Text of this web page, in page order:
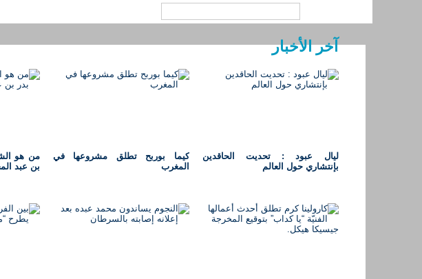
آخر الأخبار
ليال عبود : تحديت الحاقدين
بإنتشاري حول العالم
كيما بوربح تطلق مشروعها في
المغرب
من هو
بن عبد